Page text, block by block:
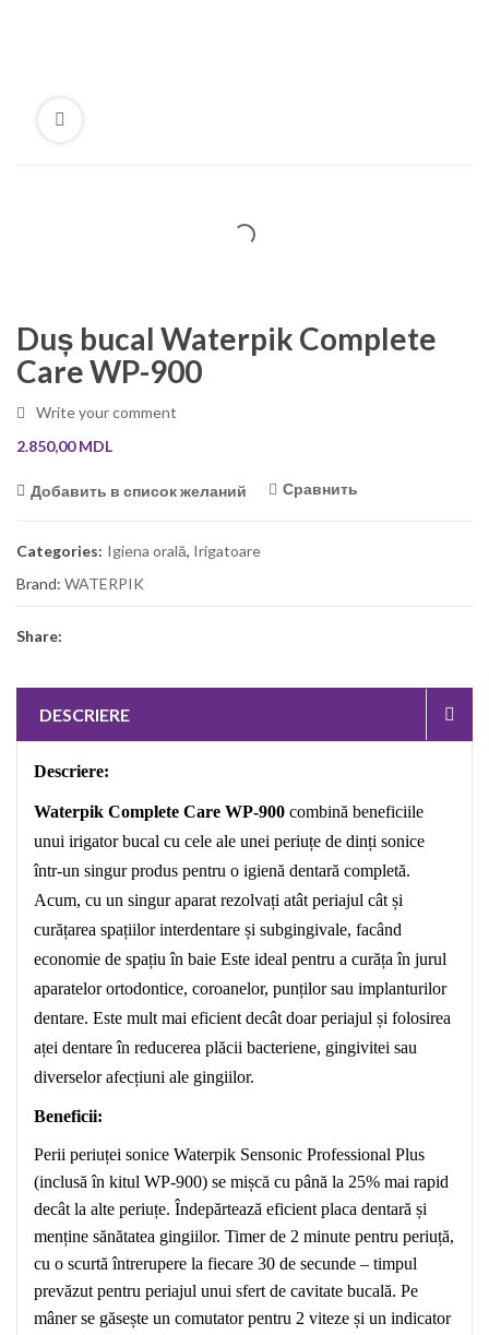
Duș bucal Waterpik Complete
Care WP-900
Write your comment
2.850,00MDL
Добавить в список желаний Сравнить
Categories: Igiena orală, Irigatoare
Brand: WATERPIK
Share:
DESCRIERE
Descriere:
Waterpik Complete Care WP-900 combină beneficiile
unui irigator bucal cu cele ale unei periuțe de dinți sonice
într-un singur produs pentru o igienă dentară completă.
Acum, cu un singur aparat rezolvați atât periajul cât și
curățarea spațiilor interdentare și subgingivale, facând
economie de spațiu în baie Este ideal pentru a curăța în jurul
aparatelor ortodontice, coroanelor, punților sau implanturilor
dentare. Este mult mai eficient decât doar periajul și folosirea
aței dentare în reducerea plăcii bacteriene, gingivitei sau
diverselor afecțiuni ale gingiilor.
Beneficii:
Perii periuței sonice Waterpik Sensonic Professional Plus
(inclusă în kitul WP-900) se mișcă cu până la 25% mai rapid
decât la alte periuțe. Îndepărtează eficient placa dentară și
menține sănătatea gingiilor. Timer de 2 minute pentru periuță,
cu o scurtă întrerupere la fiecare 30 de secunde – timpul
prevăzut pentru periajul unui sfert de cavitate bucală. Pe
mâner se găsește un comutator pentru 2 viteze și un indicator